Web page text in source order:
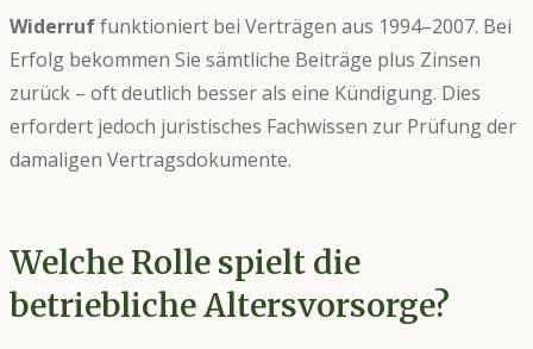
Widerruffunktioniert bei Verträgen aus 1994–2007. Bei
Erfolg bekommen Sie sämtliche Beiträge plus Zinsen
zurück – oft deutlich besser als eine Kündigung. Dies
erfordert jedoch juristisches Fachwissen zur Prüfung der
damaligen Vertragsdokumente.
Welche Rolle spielt die
betriebliche Altersvorsorge?